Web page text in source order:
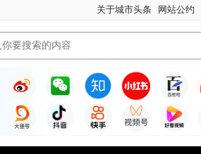
关于城市头条 网站公约